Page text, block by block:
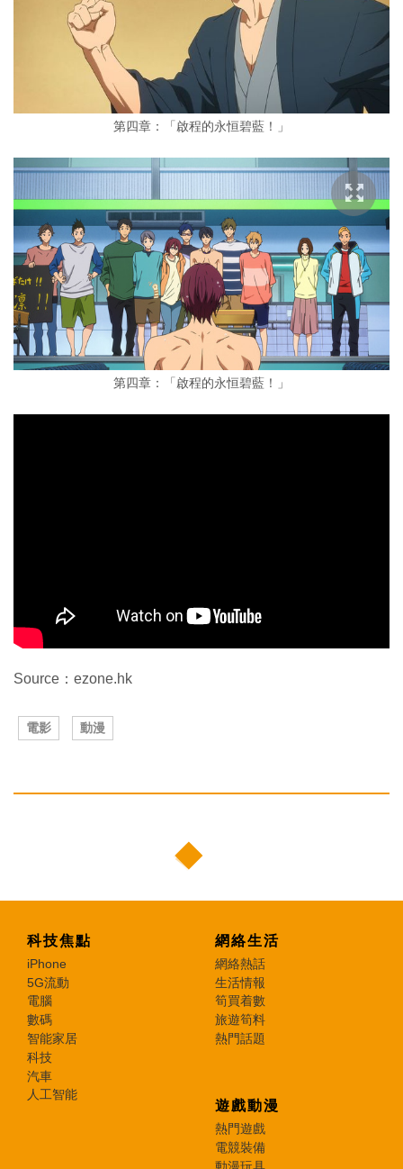
第四章：「啟程的永恒碧藍！」
第四章：「啟程的永恒碧藍！」
Source：ezone.hk
電影 動漫
科技焦點
iPhone
5G流動
電腦
數碼
智能家居
科技
汽車
人工智能
網絡生活
網絡熱話
生活情報
筍買着數
旅遊筍料
熱門話題
遊戲動漫
熱門遊戲
電競裝備